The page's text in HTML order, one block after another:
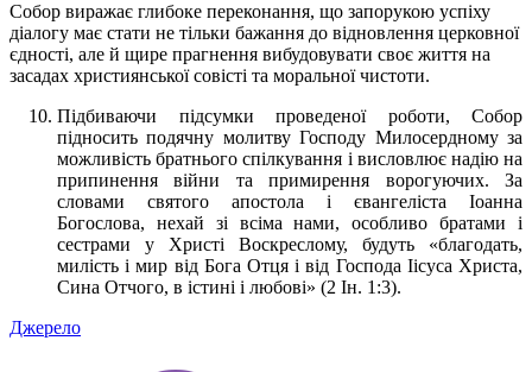
Собор виражає глибоке переконання, що запорукою успіху
діалогу має стати не тільки бажання до відновлення церковної
єдності, але й щире прагнення вибудовувати своє життя на
засадах християнської совісті та моральної чистоти.
Підбиваючи підсумки проведеної роботи, Собор
підносить подячну молитву Господу Милосердному за
можливість братнього спілкування і висловлює надію на
припинення війни та примирення ворогуючих. За
словами святого апостола і євангеліста Іоанна
Богослова, нехай зі всіма нами, особливо братами і
сестрами у Христі Воскреслому, будуть «благодать,
милість і мир від Бога Отця і від Господа Іісуса Христа,
Сина Отчого, в істині і любові» (2 Ін. 1:3).
Джерело